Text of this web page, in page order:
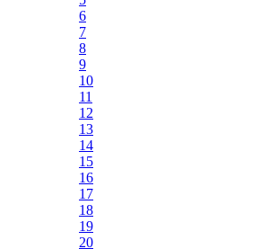
6
7
8
9
10
11
12
13
14
15
16
17
18
19
20